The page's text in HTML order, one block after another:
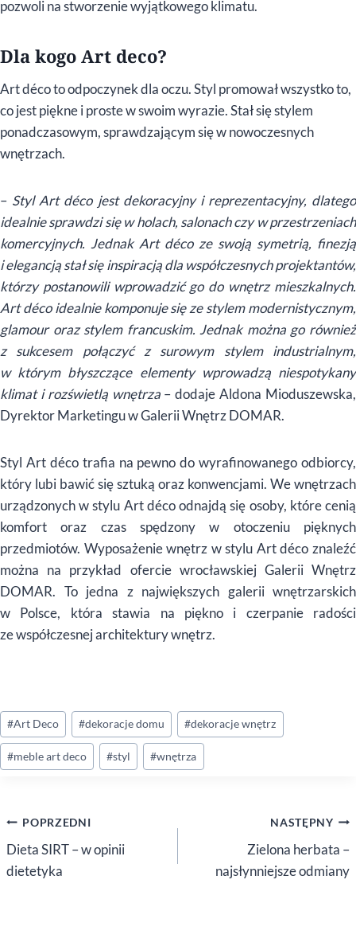
pozwoli na stworzenie wyjątkowego klimatu.
Dla kogo Art deco?
Art déco to odpoczynek dla oczu. Styl promował wszystko to,
co jest piękne i proste w swoim wyrazie. Stał się stylem
ponadczasowym, sprawdzającym się w nowoczesnych
wnętrzach.
– Styl Art déco jest dekoracyjny i reprezentacyjny, dlatego
idealnie sprawdzi się w holach, salonach czy w przestrzeniach
komercyjnych. Jednak Art déco ze swoją symetrią, finezją
i elegancją stał się inspiracją dla współczesnych projektantów,
którzy postanowili wprowadzić go do wnętrz mieszkalnych.
Art déco idealnie komponuje się ze stylem modernistycznym,
glamour oraz stylem francuskim. Jednak można go również
z sukcesem połączyć z surowym stylem industrialnym,
w którym błyszczące elementy wprowadzą niespotykany
klimat i rozświetlą wnętrza– dodaje Aldona Mioduszewska,
Dyrektor Marketingu w Galerii Wnętrz DOMAR.
Styl Art déco trafia na pewno do wyrafinowanego odbiorcy,
który lubi bawić się sztuką oraz konwencjami. We wnętrzach
urządzonych w stylu Art déco odnajdą się osoby, które cenią
komfort oraz czas spędzony w otoczeniu pięknych
przedmiotów. Wyposażenie wnętrz w stylu Art déco znaleźć
można na przykład ofercie wrocławskiej Galerii Wnętrz
DOMAR. To jedna z największych galerii wnętrzarskich
w Polsce, która stawia na piękno i czerpanie radości
ze współczesnej architektury wnętrz.
Tagi
wpisu:
#Art Deco #dekoracje domu #dekoracje wnętrz
#meble art deco #styl #wnętrza
Nawigacja
wpisu
POPRZEDNI
Dieta SIRT – w opinii
dietetyka
NASTĘPNY
Zielona herbata –
najsłynniejsze odmiany